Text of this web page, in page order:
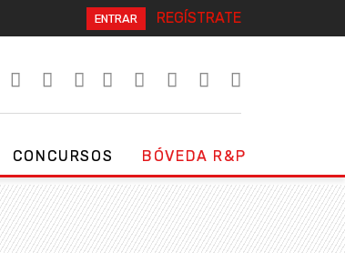
ENTRAR REGÍSTRATE
CONCURSOS BÓVEDA R&P